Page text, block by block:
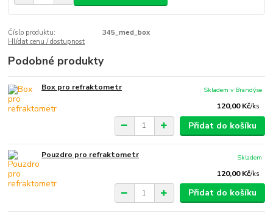
Číslo produktu:
345_med_box
Hlídat cenu / dostupnost
Podobné produkty
Box pro refraktometr
120,00 Kč/ks
Skladem v Brandýse
Přidat do košíku
Pouzdro pro refraktometr
120,00 Kč/ks
Skladem
Přidat do košíku